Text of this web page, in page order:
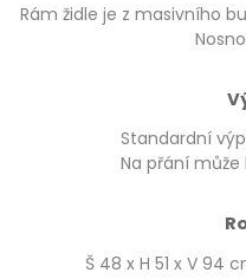
Rám židle je z masivního
Standardní
Na přání
Š 48 x H 51 x V 94